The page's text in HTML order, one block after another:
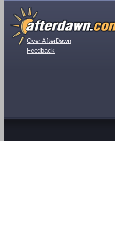
Over AfterDawn
Feedback